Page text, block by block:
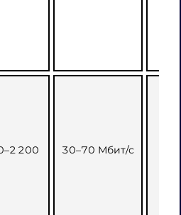
200 30–70 Мбит/с